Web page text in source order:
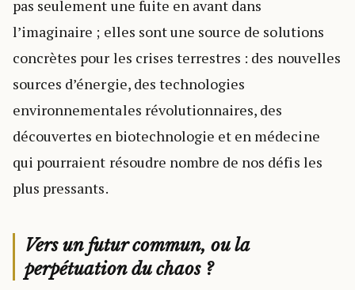
pas seulement une fuite en avant dans
l’imaginaire ; elles sont une source de solutions
concrètes pour les crises terrestres : des nouvelles
sources d’énergie, des technologies
environnementales révolutionnaires, des
découvertes en biotechnologie et en médecine
qui pourraient résoudre nombre de nos défis les
plus pressants.
Vers un futur commun, ou la
perpétuation du chaos ?